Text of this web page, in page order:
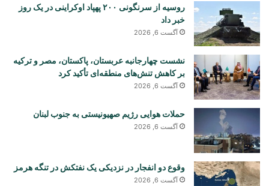
روسیه از سرنگونی ۲۰۰ پهپاد اوکراینی در یک روز
خبر داد
آگست 6, 2026
نشست چهارجانبه عربستان، پاکستان، مصر و ترکیه
بر کاهش تنش‌های منطقه‌ای تأکید کرد
آگست 6, 2026
حملات هوایی رژیم صهیونیستی به جنوب لبنان
آگست 6, 2026
وقوع دو انفجار در نزدیکی یک نفتکش در تنگه هرمز
آگست 6, 2026